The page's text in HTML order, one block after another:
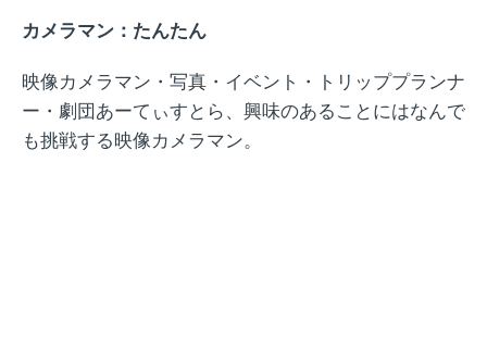
カメラマン：たんたん
映像カメラマン・写真・イベント・トリッププランナ
ー・劇団あーてぃすとら、興味のあることにはなんで
も挑戦する映像カメラマン。